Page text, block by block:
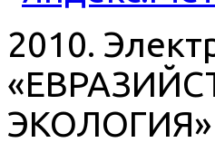
2010.
ЭКОЛОГИЯ»